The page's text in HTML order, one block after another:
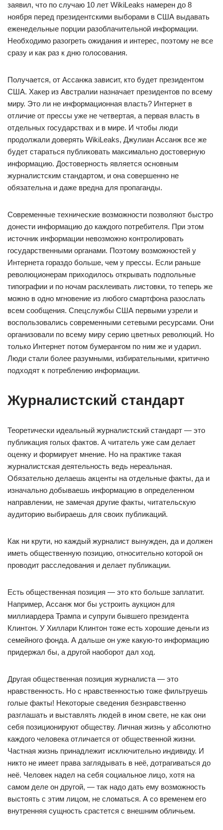
заявил, что по случаю 10 лет WikiLeaks намерен до 8
ноября перед президентскими выборами в США выдавать
еженедельные порции разоблачительной информации.
Необходимо разогреть ожидания и интерес, поэтому не все
сразу и как раз к дню голосования.
Получается, от Ассанжа зависит, кто будет президентом
США. Хакер из Австралии назначает президентов по всему
миру. Это ли не информационная власть? Интернет в
отличие от прессы уже не четвертая, а первая власть в
отдельных государствах и в мире. И чтобы люди
продолжали доверять WikiLeaks, Джулиан Ассанж все же
будет стараться публиковать максимально достоверную
информацию. Достоверность является основным
журналистским стандартом, и она совершенно не
обязательна и даже вредна для пропаганды.
Современные технические возможности позволяют быстро
донести информацию до каждого потребителя. При этом
источник информации невозможно контролировать
государственными органами. Поэтому возможностей у
Интернета гораздо больше, чем у прессы. Если раньше
революционерам приходилось открывать подпольные
типографии и по ночам расклеивать листовки, то теперь же
можно в одно мгновение из любого смартфона разослать
всем сообщения. Спецслужбы США первыми узрели и
воспользовались современными сетевыми ресурсами. Они
организовали по всему миру серию цветных революций. Но
только Интернет потом бумерангом по ним же и ударил.
Люди стали более разумными, избирательными, критично
подходят к потреблению информации.
Журналистский стандарт
Теоретически идеальный журналистский стандарт — это
публикация голых фактов. А читатель уже сам делает
оценку и формирует мнение. Но на практике такая
журналистская деятельность ведь нереальная.
Обязательно делаешь акценты на отдельные факты, да и
изначально добываешь информацию в определенном
направлении, не замечая другие факты, читательскую
аудиторию выбираешь для своих публикаций.
Как ни крути, но каждый журналист вынужден, да и должен
иметь общественную позицию, относительно которой он
проводит расследования и делает публикации.
Есть общественная позиция — это кто больше заплатит.
Например, Ассанж мог бы устроить аукцион для
миллиардера Трампа и супруги бывшего президента
Клинтон. У Хиллари Клинтон тоже есть хорошие деньги из
семейного фонда. А дальше он уже какую-то информацию
придержал бы, а другой наоборот дал ход.
Другая общественная позиция журналиста — это
нравственность. Но с нравственностью тоже фильтруешь
голые факты! Некоторые сведения безнравственно
разглашать и выставлять людей в ином свете, не как они
себя позиционируют обществу. Личная жизнь у абсолютно
каждого человека отличается от общественной жизни.
Частная жизнь принадлежит исключительно индивиду. И
никто не имеет права заглядывать в неё, дотрагиваться до
неё. Человек надел на себя социальное лицо, хотя на
самом деле он другой, — так надо дать ему возможность
выстоять с этим лицом, не сломаться. А со временем его
внутренняя сущность срастется с внешним обличьем.